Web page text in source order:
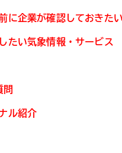
に企業が確認しておきた
たい気象情報・サービス
問
ル紹介